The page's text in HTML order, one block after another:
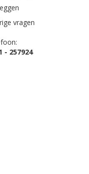
vragen
- 257924